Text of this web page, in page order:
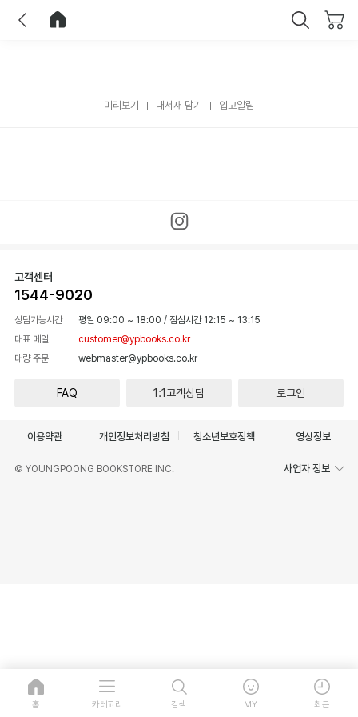
미리보기 내서재 담기 입고알림
고객센터
1544-9020
상담가능시간 평일 09:00 ~ 18:00 / 점심시간 12:15 ~ 13:15
대표 메일
customer@ypbooks.co.kr
대량 주문
webmaster@ypbooks.co.kr
FAQ 1:1고객상담 로그인
이용약관 개인정보처리방침 청소년보호정책 영상정보
© YOUNGPOONG BOOKSTORE INC. 사업자 정보
홈 카테고리 검색 MY 최근